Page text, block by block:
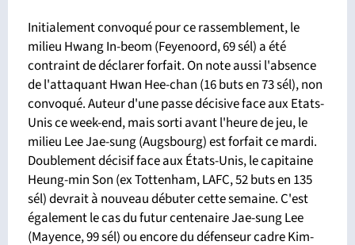
Initialement convoqué pour ce rassemblement, le
milieu Hwang In-beom (Feyenoord, 69 sél) a été
contraint de déclarer forfait. On note aussi l'absence
de l'attaquant Hwan Hee-chan (16 buts en 73 sél), non
convoqué. Auteur d'une passe décisive face aux Etats-
Unis ce week-end, mais sorti avant l'heure de jeu, le
milieu Lee Jae-sung (Augsbourg) est forfait ce mardi.
Doublement décisif face aux États-Unis, le capitaine
Heung-min Son (ex Tottenham, LAFC, 52 buts en 135
sél) devrait à nouveau débuter cette semaine. C'est
également le cas du futur centenaire Jae-sung Lee
(Mayence, 99 sél) ou encore du défenseur cadre Kim-